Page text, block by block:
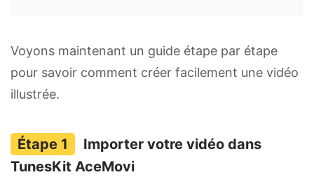
Voyons maintenant un guide étape par étape
pour savoir comment créer facilement une vidéo
illustrée.
Importer votre vidéo dans
TunesKit AceMovi